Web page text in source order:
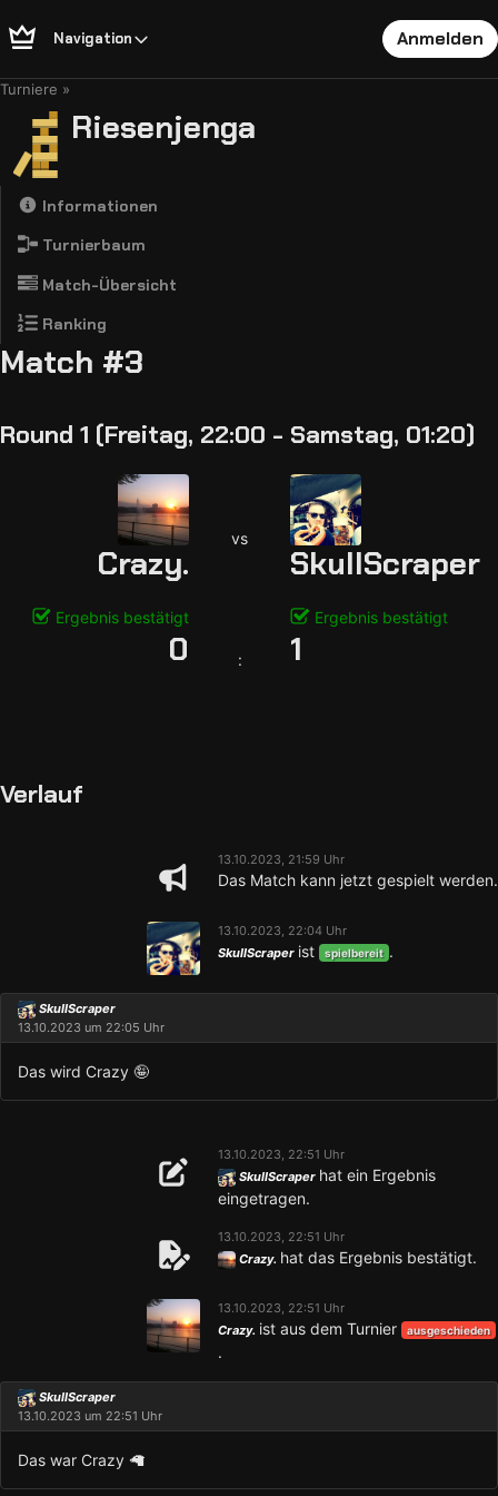
Navigation Anmelden
Turniere
Riesenjenga
Informationen
Turnierbaum
Match-Übersicht
Ranking
Match #3
Round 1 (Freitag, 22:00 - Samstag, 01:20)
Crazy.
vs
SkullScraper
Ergebnis bestätigt Ergebnis bestätigt
0 : 1
Verlauf
13.10.2023, 21:59 Uhr
Das Match kann jetzt gespielt werden.
13.10.2023, 22:04 Uhr
SkullScraper ist spielbereit .
SkullScraper
13.10.2023 um 22:05 Uhr
Das wird Crazy 🤪
13.10.2023, 22:51 Uhr
SkullScraper hat ein Ergebnis
eingetragen.
13.10.2023, 22:51 Uhr
Crazy. hat das Ergebnis bestätigt.
13.10.2023, 22:51 Uhr
Crazy. ist aus dem Turnier ausgeschieden
.
SkullScraper
13.10.2023 um 22:51 Uhr
Das war Crazy 🦙